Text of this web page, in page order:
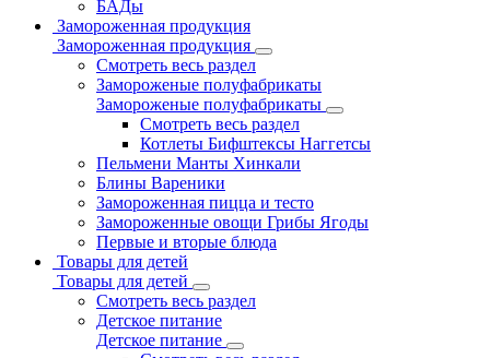
БАДы
Замороженная продукция
Замороженная продукция
Смотреть весь раздел
Замороженые полуфабрикаты
Замороженые полуфабрикаты
Смотреть весь раздел
Котлеты Бифштексы Наггетсы
Пельмени Манты Хинкали
Блины Вареники
Замороженная пицца и тесто
Замороженные овощи Грибы Ягоды
Первые и вторые блюда
Товары для детей
Товары для детей
Смотреть весь раздел
Детское питание
Детское питание